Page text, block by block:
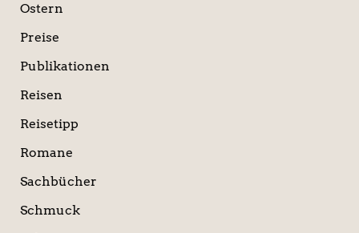
Ostern
Preise
Publikationen
Reisen
Reisetipp
Romane
Sachbücher
Schmuck